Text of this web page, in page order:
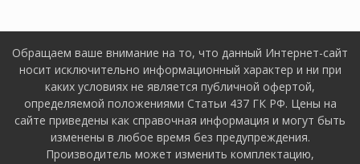
Обращаем ваше внимание на то, что данный Интернет-сайт
носит исключительно информационный характер и ни при
каких условиях не является публичной офертой,
определяемой положениями Статьи 437 ГК РФ. Цены на
сайте приведены как справочная информация и могут быть
изменены в любое время без предупреждения.
Производитель может изменить комплектацию,